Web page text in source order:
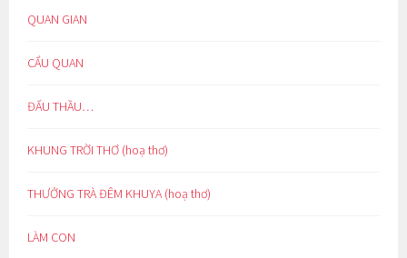
QUAN GIAN
CẨU QUAN
ĐẤU THẦU…
KHUNG TRỜI THƠ (hoạ thơ)
THƯỞNG TRÀ ĐÊM KHUYA (hoạ thơ)
LÀM CON